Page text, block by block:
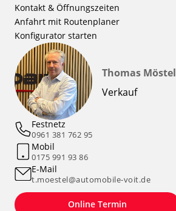
Kontakt & Öffnungszeiten
Anfahrt mit Routenplaner
Konfigurator starten
Thomas Möstel
Verkauf
Festnetz
0961 381 762 95
Mobil
0175 991 93 86
E-Mail
t.moestel@automobile-voit.de
Online Termin